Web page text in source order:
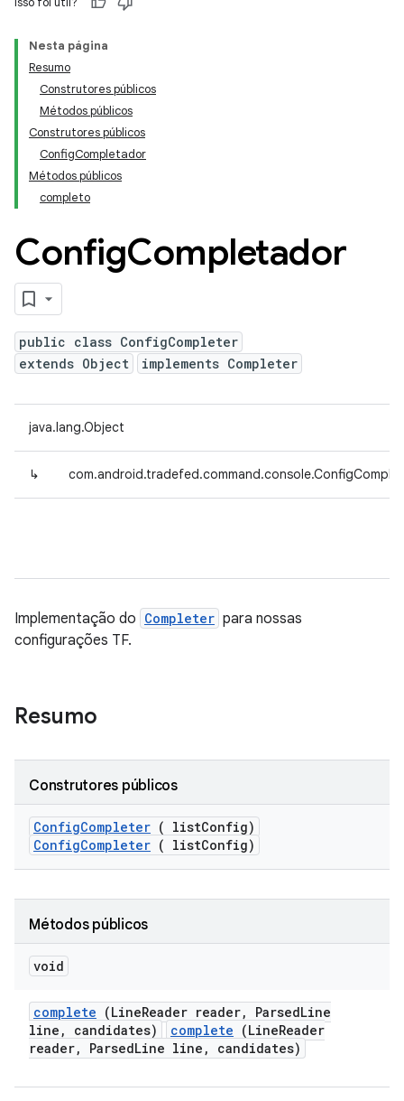
Nesta página
Resumo
Construtores públicos
Métodos públicos
Construtores públicos
ConfigCompletador
Métodos públicos
completo
ConfigCompletador
public class ConfigCompleter
extends Object
implements Completer
java.lang.Object
↳
Implementação do Completer para nossas
configurações TF.
Resumo
Construtores públicos
ConfigCompleter ( listConfig)
ConfigCompleter ( listConfig)
Métodos públicos
void
complete (LineReader reader, ParsedLine
line , candidates) complete (LineReader
reader, ParsedLine line, candidates)